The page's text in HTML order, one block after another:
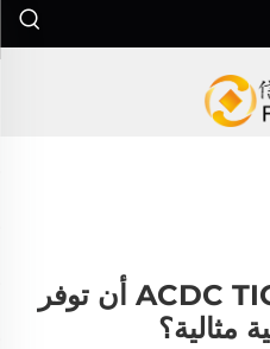
كيف يمكن لحامية ACDC TIG أن توفر
مثالية؟